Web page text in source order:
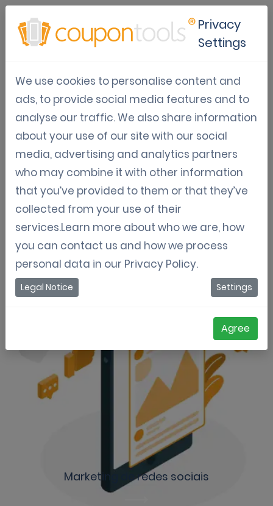
A Coupontools
possui uma solução
sob medida para
cada abordagem
de marketing.
Marketing de redes sociais
Privacy
Settings
We use cookies to personalise content and
ads, to provide social media features and to
analyse our traffic. We also share information
about your use of our site with our social
media, advertising and analytics partners
who may combine it with other information
that you’ve provided to them or that they’ve
collected from your use of their
services.Learn more about who we are, how
you can contact us and how we process
personal data in our Privacy Policy.
Legal Notice Settings
Agree